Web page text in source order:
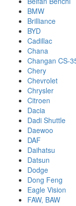
BMW
Brilliance
BYD
Cadillac
Chana
Changan CS-
Chery
Chevrolet
Chrysler
Citroen
Dacia
Dadi Shuttle
Daewoo
DAF
Daihatsu
Datsun
Dodge
Dong Feng
Eagle Vision
FAW, BAW